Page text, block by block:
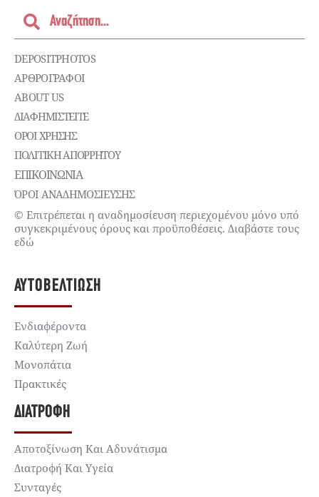
DEPOSITPHOTOS
ΑΡΘΡΟΓΡΑΦΟΙ
ABOUT US
ΔΙΑΦΗΜΙΣΤΕΊΤΕ
ΌΡΟΙ ΧΡΉΣΗΣ
ΠΟΛΙΤΙΚΉ ΑΠΟΡΡΉΤΟΥ
ΕΠΙΚΟΙΝΩΝΊΑ
ΌΡΟΙ ΑΝΑΔΗΜΟΣΙΕΥΣΗΣ
© Επιτρέπεται η αναδημοσίευση περιεχομένου μόνο υπό
συγκεκριμένους όρους και προϋποθέσεις. Διαβάστε τους
εδώ
ΑΥΤΟΒΕΛΤΊΩΣΗ
Ενδιαφέροντα
Καλύτερη Ζωή
Μονοπάτια
Πρακτικές
ΔΙΑΤΡΟΦΉ
Αποτοξίνωση Και Αδυνάτισμα
Διατροφή Και Υγεία
Συνταγές